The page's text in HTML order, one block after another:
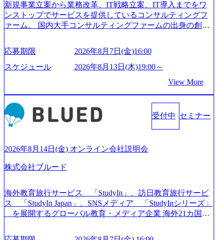
新規事業立案から業務改革、IT戦略立案、IT導入までをワ
ンストップでサービスを提供しているコンサルティングフ
ァーム。 国内大手コンサルティングファームの出身の創業
もっと自由に誠実に提案できる会社をつくりたい」「胸を
張って会社が好きだと言えるような家族的な組織をつくり
たい」という想いで会社を設立 PwC・アクセンチュアとい
社出身者など、様々な経歴の社員が活躍しており、働きや
すく魅力的な環境が整っているため、定着率が高いことか
ら「働きがいのある会社」に4年連続ベストカンパニーに選
出されている。 残業時間は平均30時間程度 事業/IT戦略立案
や各種プロジェクトマネジメント、最先端テクノロジーの
をデザインする」というビジョンを掲げ、クライアント目
いることは何かを追究し、本当に価値のある成果を提供し
の736名（2024年1月）に到達。上場を目指し、さらに採用
のスピードを上げている。 人にフォーカスをして急成長す
る唯一無二のコンサルティングファーム【株式会社ノース
サンド 執行役員新山氏、庄司氏インタビュー】 (https://my-vi
応募期限
2026年8月7日(金)16:00
スケジュール
2026年8月13日(木)19:00～
View More
受付中 セミナー
2026年8月14日(金) オンライン会社説明会
株式会社ブルード
海外教育旅行サービス 「StudyIn」、訪日教育旅行サービ
ス 「StudyIn Japan」、SNSメディア 「StudyInシリーズ」
を展開するグローバル教育・メディア企業 海外21カ国と
育支援サービスを提供している 動画メディア事業を基盤と